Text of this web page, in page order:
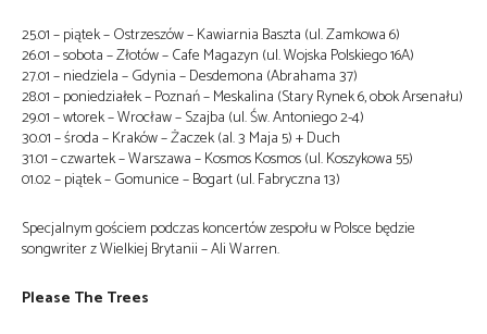
25.01 – piątek – Ostrzeszów – Kawiarnia Baszta (ul. Zamkowa 6)
26.01 – sobota – Złotów – Cafe Magazyn (ul. Wojska Polskiego 16A)
27.01 – niedziela – Gdynia – Desdemona (Abrahama 37)
28.01 – poniedziałek – Poznań – Meskalina (Stary Rynek 6, obok Arsenału)
29.01 – wtorek – Wrocław – Szajba (ul. Św. Antoniego 2-4)
30.01 – środa – Kraków – Żaczek (al. 3 Maja 5) + Duch
31.01 – czwartek – Warszawa – Kosmos Kosmos (ul. Koszykowa 55)
01.02 – piątek – Gomunice – Bogart (ul. Fabryczna 13)
Specjalnym gościem podczas koncertów zespołu w Polsce będzie
songwriter z Wielkiej Brytanii – Ali Warren.
Please The Trees